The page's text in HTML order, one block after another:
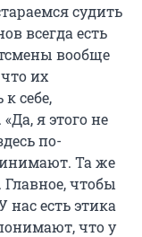
судить
всегда есть
вообще
их
себе,
я этого не
по-
Та же
чтобы
нас есть этика
что у